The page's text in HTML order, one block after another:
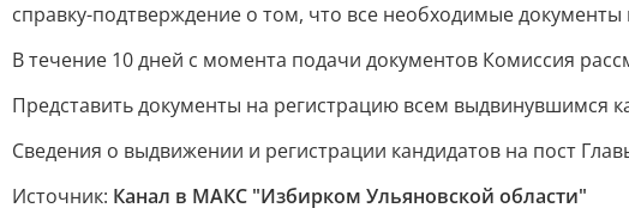
справку-подтверждение о том, что все необходимые
В течение 10 дней с момента подачи документов Комиссия
Представить документы на регистрацию всем выдвинувшимся
Сведения о выдвижении и регистрации кандидатов на пост
Источник: Канал в МАКС "Избирком Ульяновской области"